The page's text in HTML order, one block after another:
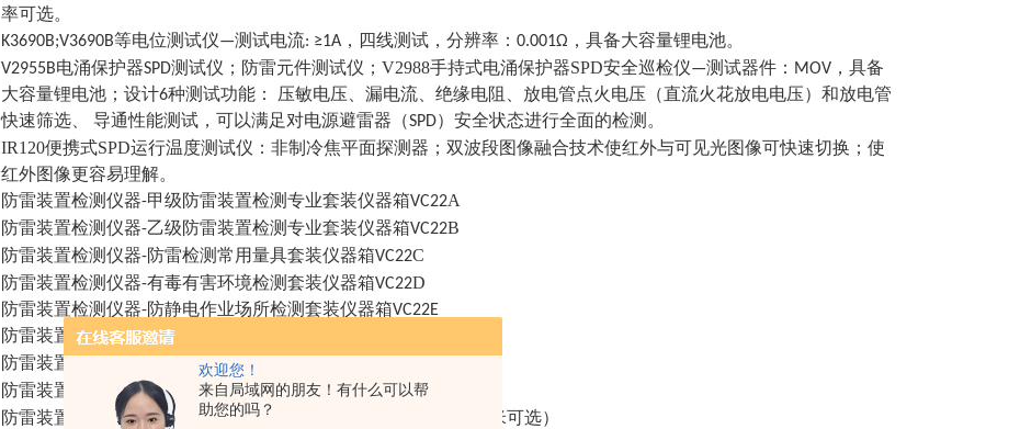
欢迎您！
来自局域网的朋友！有什么可以帮
助您的吗？
率可选。
K3690B;V3690B等电位测试仪—测试电流: ≥1A，四线测试，分辨率：0.001Ω，具备大容量锂电池。
V2955B电涌保护器SPD测试仪；防雷元件测试仪； V2988手持式电涌保护器SPD安全巡检仪—测试器件：MOV，具备
大容量锂电池；设计6种测试功能： 压敏电压、漏电流、绝缘电阻、放电管点火电压（直流火花放电电压）和放电管
快速筛选、 导通性能测试，可以满足对电源避雷器（SPD）安全状态进行全面的检测。
IR120便携式SPD运行温度测试仪： 非制冷焦平面探测器；双波段图像融合技术使红外与可见光图像可快速切换；使
红外图像更容易理解。
防雷装置检测仪器-甲级防雷装置检测专业套装仪器箱VC22A
防雷装置检测仪器-乙级防雷装置检测专业套装仪器箱VC22B
防雷装置检测仪器-防雷检测常用量具套装仪器箱VC22C
防雷装置检测仪器-有毒有害环境检测套装仪器箱VC22D
防雷装置检测仪器-防静电作业场所检测套装仪器箱VC22E
防雷装置检测仪器-易燃易爆场所检测套装仪器箱VC22F
防雷装置检测仪器-
机房环境检测套装仪器箱VC22
防雷装置检测仪器-雷电灾害调查套装仪器箱VC22Z
防雷装置检测 -测试长线系列（30米；50米；100米；200米；500米可选）